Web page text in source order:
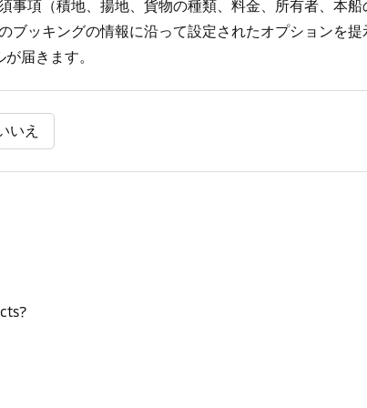
項（積地、揚地、貨物の種類、料金、所有者、本船
ッキングの情報に沿って設定されたオプションを提
届きます。
いえ